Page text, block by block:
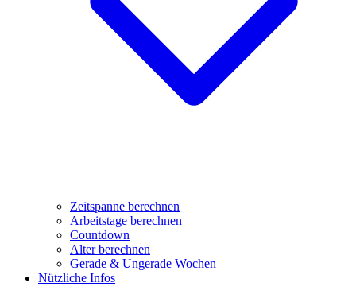
Zeitspanne berechnen
Arbeitstage berechnen
Countdown
Alter berechnen
Gerade & Ungerade Wochen
Nützliche Infos